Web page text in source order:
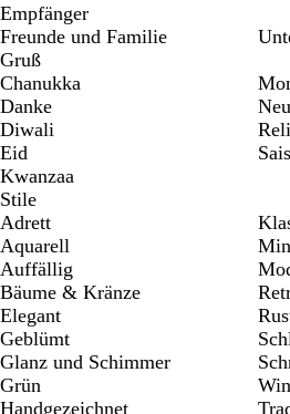
Empfänger
Freunde und Familie
Gruß
Chanukka
Danke
Diwali
Eid
Kwanzaa
Stile
Adrett
Aquarell
Auffällig
Bäume & Kränze
Elegant
Geblümt
Glanz und Schimmer
Grün
Handgezeichnet